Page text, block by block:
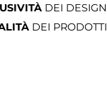
DEI DESIGN
DEI PRODOTTI